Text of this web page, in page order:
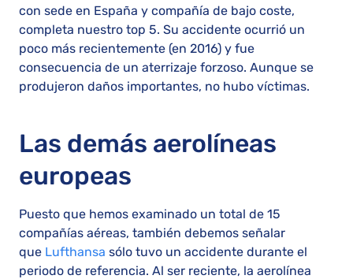
con sede en España y compañía de bajo coste,
completa nuestro top 5. Su accidente ocurrió un
poco más recientemente (en 2016) y fue
consecuencia de un aterrizaje forzoso. Aunque se
produjeron daños importantes, no hubo víctimas.
Las demás aerolíneas
europeas
Puesto que hemos examinado un total de 15
compañías aéreas, también debemos señalar
que Lufthansa sólo tuvo un accidente durante el
periodo de referencia. Al ser reciente, la aerolínea